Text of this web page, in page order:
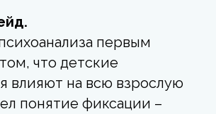
первым
что детские
влияют на всю взрослую
понятие фиксации –